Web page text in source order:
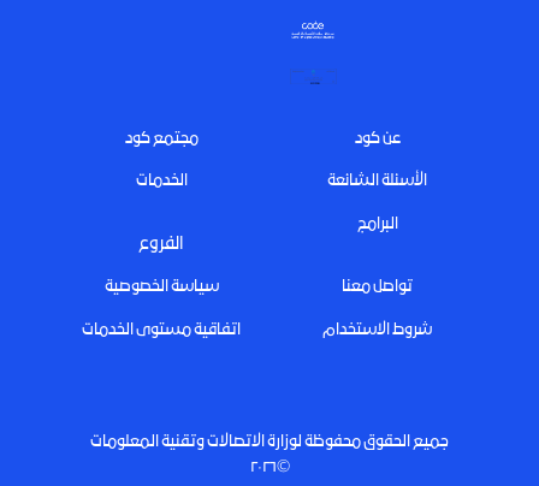
Footerعن كود
تواصل معنا
الخدمات
سياسة الخصوصية
البرامج
شروط الاستخدام
الفروع
اتفاقية مستوى الخدمات
مجتمع كود
الأسئلة الشائعة
جميع الحقوق محفوظة لوزارة الاتصالات وتقنية المعلومات
©٢٠٢٦